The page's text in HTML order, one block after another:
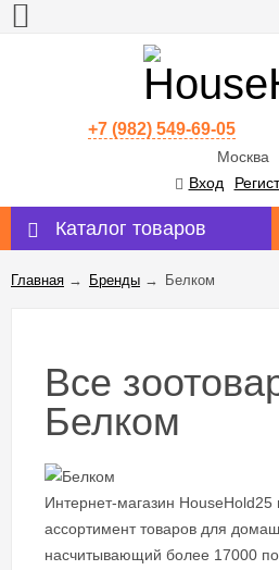
+7 (982) 549-69-05
Москва
Вход
Каталог товаров
Главная → Бренды → Белком
Все
Белком
Интернет-магазин HouseHold25
ассортимент товаров для
насчитывающий более 17000